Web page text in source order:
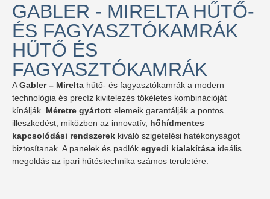
GABLER - MIRELTA HŰTŐ-
ÉS FAGYASZTÓKAMRÁK
HŰTŐ ÉS
FAGYASZTÓKAMRÁK
AGabler – Mirelta hűtő- és fagyasztókamrák a modern
technológia és precíz kivitelezés tökéletes kombinációját
kínálják. Méretre gyártott elemeik garantálják a pontos
illeszkedést, miközben az innovatív, hőhídmentes
kapcsolódási rendszerek kiváló szigetelési hatékonyságot
biztosítanak. A panelek és padlók egyedi kialakítása ideális
megoldás az ipari hűtéstechnika számos területére.